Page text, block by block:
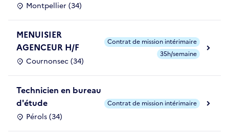
Montpellier (34)
MENUISIER
AGENCEUR H/F
Cournonsec (34)
Contrat de mission intérimaire
35h/semaine
Technicien en bureau
d'étude
Pérols (34)
Contrat de mission intérimaire